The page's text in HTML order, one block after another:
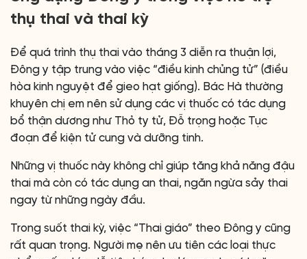
thụ thai và thai kỳ
Để quá trình thụ thai vào tháng 3 diễn ra thuận lợi,
Đông y tập trung vào việc “điều kinh chủng tử” (điều
hòa kinh nguyệt để gieo hạt giống). Bác Hà thường
khuyên chị em nên sử dụng các vị thuốc có tác dụng
bổ thận dương như Thỏ ty tử, Đỗ trọng hoặc Tục
đoạn để kiện tử cung và dưỡng tinh.
Những vị thuốc này không chỉ giúp tăng khả năng đậu
thai mà còn có tác dụng an thai, ngăn ngừa sảy thai
ngay từ những ngày đầu.
Trong suốt thai kỳ, việc “Thai giáo” theo Đông y cũng
rất quan trọng. Người mẹ nên ưu tiên các loại thực